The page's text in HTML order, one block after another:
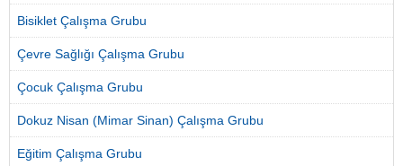
Bisiklet Çalışma Grubu
Çevre Sağlığı Çalışma Grubu
Çocuk Çalışma Grubu
Dokuz Nisan (Mimar Sinan) Çalışma Grubu
Eğitim Çalışma Grubu